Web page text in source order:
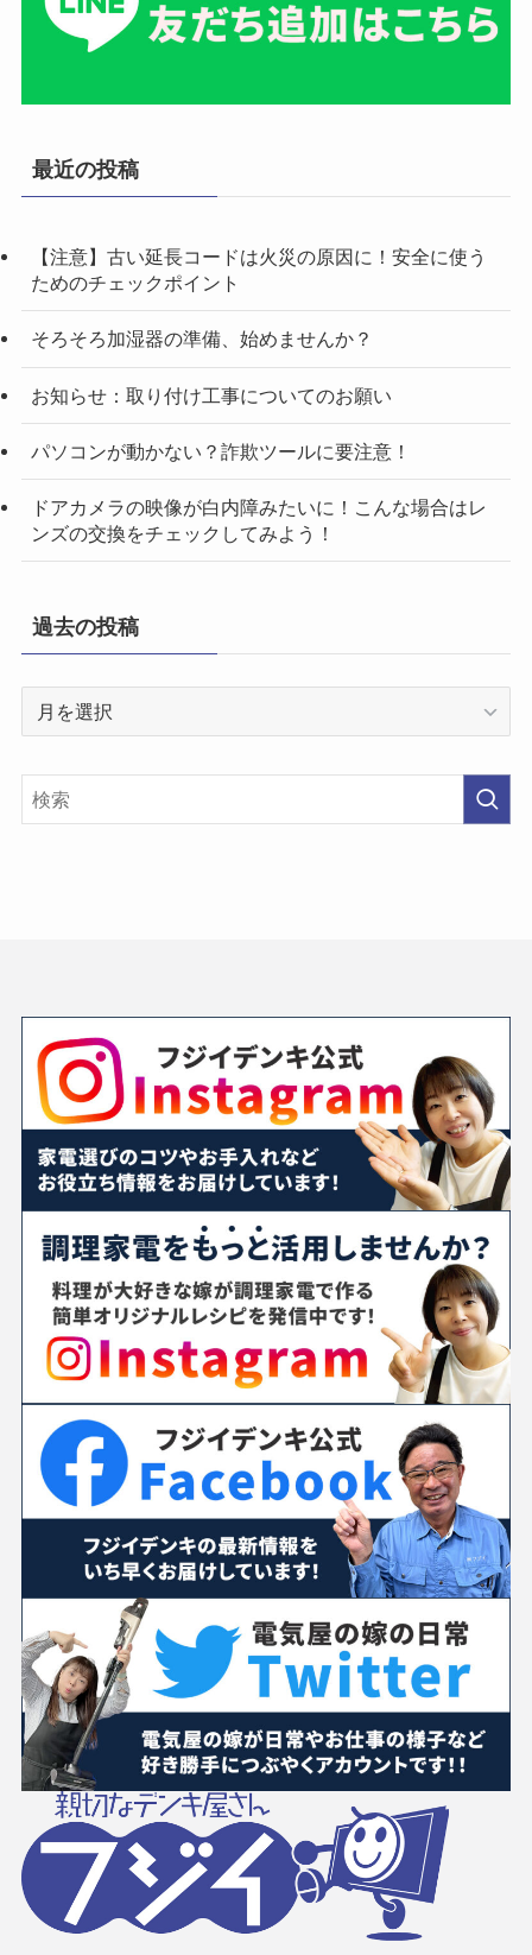
最近の投稿
【注意】古い延長コードは火災の原因に！安全に使う
ためのチェックポイント
そろそろ加湿器の準備、始めませんか？
お知らせ：取り付け工事についてのお願い
パソコンが動かない？詐欺ツールに要注意！
ドアカメラの映像が白内障みたいに！こんな場合はレ
ンズの交換をチェックしてみよう！
過去の投稿
投
稿